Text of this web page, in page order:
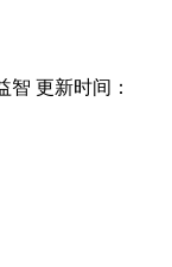
智 更新时间：